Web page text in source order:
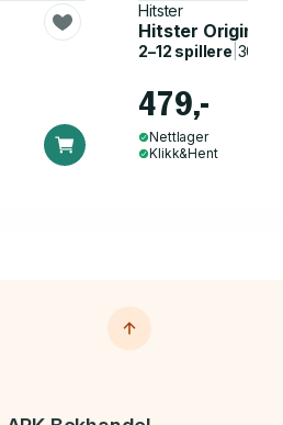
Hitster
Hitster Original
2–12 spillere
479,-
Nettlager
Klikk&Hent